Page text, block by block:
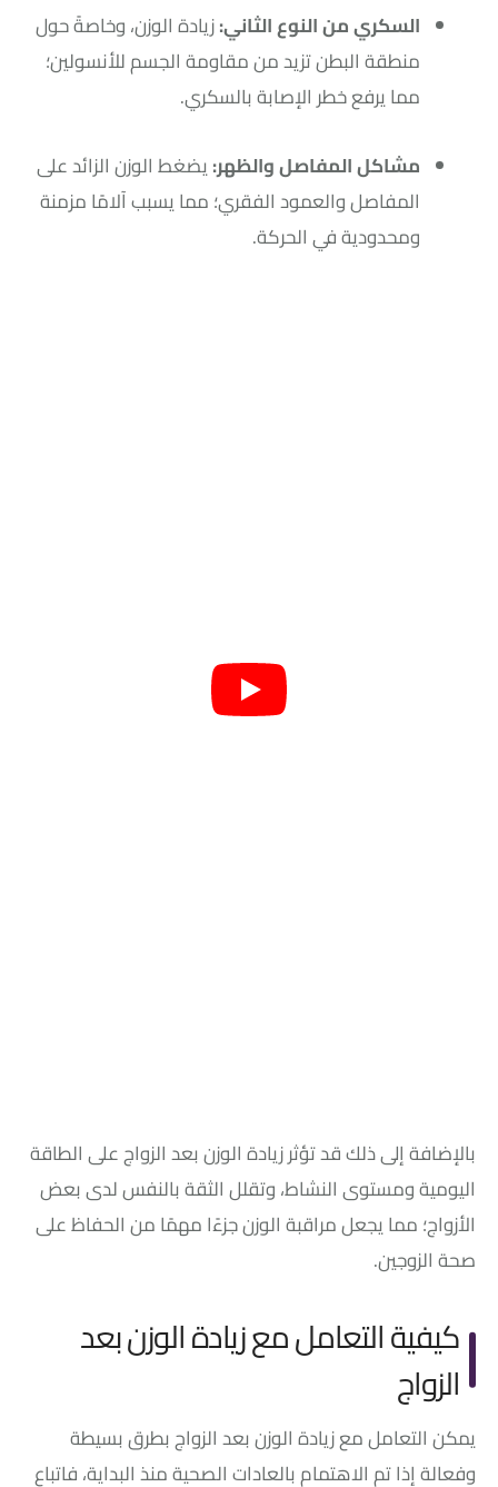
السكري من النوع الثاني:زيادة الوزن، وخاصةً حول
منطقة البطن تزيد من مقاومة الجسم للأنسولين؛
مما يرفع خطر الإصابة بالسكري.
مشاكل المفاصل والظهر:يضغط الوزن الزائد على
المفاصل والعمود الفقري؛ مما يسبب آلامًا مزمنة
ومحدودية في الحركة.
بالإضافة إلى ذلك قد تؤثر زيادة الوزن بعد الزواج على الطاقة
اليومية ومستوى النشاط، وتقلل الثقة بالنفس لدى بعض
الأزواج؛ مما يجعل مراقبة الوزن جزءًا مهمًا من الحفاظ على
صحة الزوجين.
كيفية التعامل مع زيادة الوزن بعد
الزواج
يمكن التعامل مع زيادة الوزن بعد الزواج بطرق بسيطة
وفعالة إذا تم الاهتمام بالعادات الصحية منذ البداية، فاتباع